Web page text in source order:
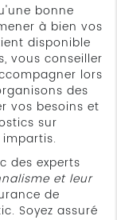
bonne
à bien vos
disponible
vous conseiller
lors
des
vos besoins et
sur
des experts
et leur
de
Soyez assuré